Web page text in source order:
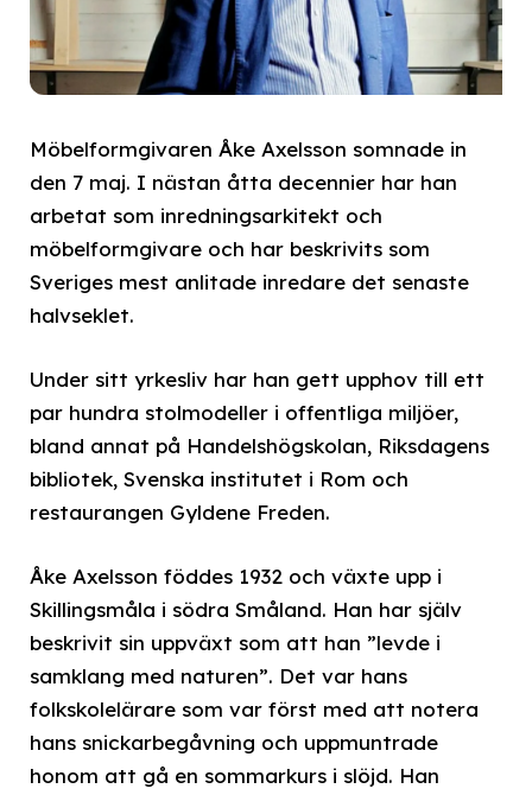
Möbelformgivaren Åke Axelsson somnade in
den 7 maj. I nästan åtta decennier har han
arbetat som inredningsarkitekt och
möbelformgivare och har beskrivits som
Sveriges mest anlitade inredare det senaste
halvseklet.
Under sitt yrkesliv har han gett upphov till ett
par hundra stolmodeller i offentliga miljöer,
bland annat på Handelshögskolan, Riksdagens
bibliotek, Svenska institutet i Rom och
restaurangen Gyldene Freden.
Åke Axelsson föddes 1932 och växte upp i
Skillingsmåla i södra Småland. Han har själv
beskrivit sin uppväxt som att han ”levde i
samklang med naturen”. Det var hans
folkskolelärare som var först med att notera
hans snickarbegåvning och uppmuntrade
honom att gå en sommarkurs i slöjd. Han